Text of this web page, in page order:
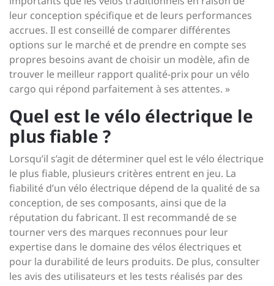
leur conception spécifique et de leurs performances
accrues. Il est conseillé de comparer différentes
options sur le marché et de prendre en compte ses
propres besoins avant de choisir un modèle, afin de
trouver le meilleur rapport qualité-prix pour un vélo
cargo qui répond parfaitement à ses attentes. »
Quel est le vélo électrique le
plus fiable ?
Lorsqu’il s’agit de déterminer quel est le vélo électrique
le plus fiable, plusieurs critères entrent en jeu. La
fiabilité d’un vélo électrique dépend de la qualité de sa
conception, de ses composants, ainsi que de la
réputation du fabricant. Il est recommandé de se
tourner vers des marques reconnues pour leur
expertise dans le domaine des vélos électriques et
pour la durabilité de leurs produits. De plus, consulter
les avis des utilisateurs et les tests réalisés par des